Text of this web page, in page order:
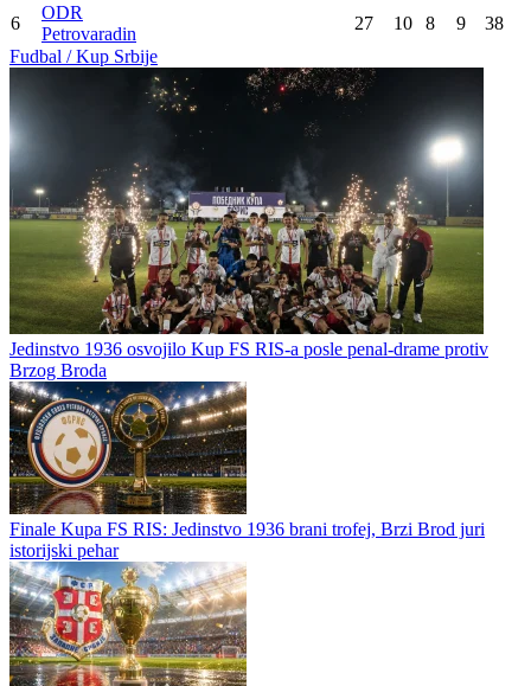
6
ODR
Petrovaradin
27 10 8 9
38
Fudbal / Kup Srbije
Jedinstvo 1936 osvojilo Kup FS RIS-a posle penal-drame protiv
Brzog Broda
Finale Kupa FS RIS: Jedinstvo 1936 brani trofej, Brzi Brod juri
istorijski pehar